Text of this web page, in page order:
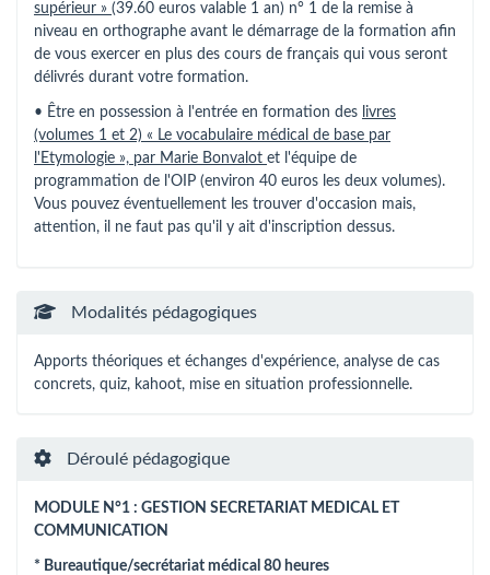
supérieur » (39.60 euros valable 1 an) n° 1 de la remise à
niveau en orthographe avant le démarrage de la formation afin
de vous exercer en plus des cours de français qui vous seront
délivrés durant votre formation.
• Être en possession à l'entrée en formation des livres
(volumes 1 et 2) « Le vocabulaire médical de base par
l'Etymologie », par Marie Bonvalot et l'équipe de
programmation de l'OIP (environ 40 euros les deux volumes).
Vous pouvez éventuellement les trouver d'occasion mais,
attention, il ne faut pas qu'il y ait d'inscription dessus.
Modalités pédagogiques
Apports théoriques et échanges d'expérience, analyse de cas
concrets, quiz, kahoot, mise en situation professionnelle.
Déroulé pédagogique
MODULE N°1 : GESTION SECRETARIAT MEDICAL ET
COMMUNICATION
* Bureautique/secrétariat médical 80 heures